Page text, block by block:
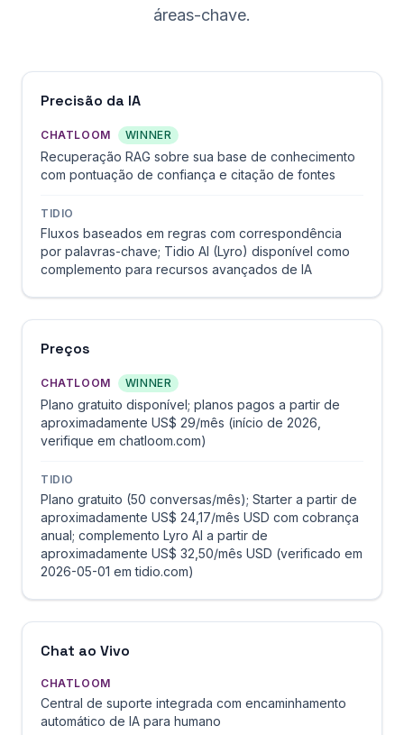
áreas-chave.
Precisão da IA
CHATLOOM WINNER
Recuperação RAG sobre sua base de conhecimento
com pontuação de confiança e citação de fontes
TIDIO
Fluxos baseados em regras com correspondência
por palavras-chave; Tidio AI (Lyro) disponível como
complemento para recursos avançados de IA
Preços
CHATLOOM WINNER
Plano gratuito disponível; planos pagos a partir de
aproximadamente US$ 29/mês (início de 2026,
verifique em chatloom.com)
TIDIO
Plano gratuito (50 conversas/mês); Starter a partir de
aproximadamente US$ 24,17/mês USD com cobrança
anual; complemento Lyro AI a partir de
aproximadamente US$ 32,50/mês USD (verificado em
2026-05-01 em tidio.com)
Chat ao Vivo
CHATLOOM
Central de suporte integrada com encaminhamento
automático de IA para humano